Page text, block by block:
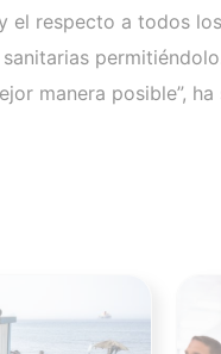
respecto a todos
manera posible”,